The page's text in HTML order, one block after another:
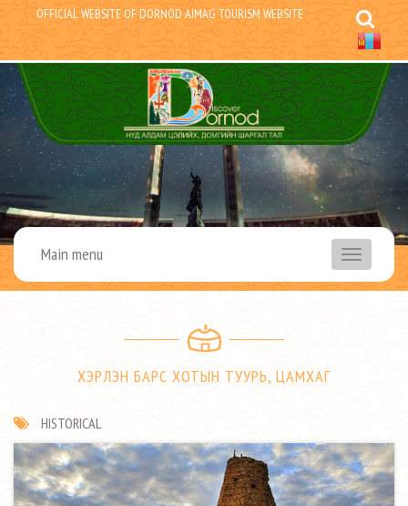
OFFICIAL WEBSITE OF DORNOD AIMAG TOURISM WEBSITE
Main menu menu
ХЭРЛЭН БАРС ХОТЫН ТУУРЬ, ЦАМХАГ
HISTORICAL